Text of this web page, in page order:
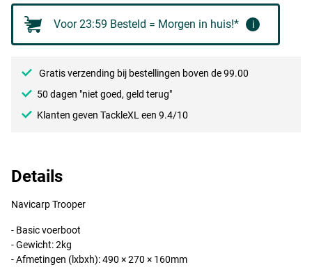
Voor 23:59 Besteld = Morgen in huis!* i
Gratis verzending bij bestellingen boven de 99.00
50 dagen "niet goed, geld terug"
Klanten geven TackleXL een 9.4/10
Details
Navicarp Trooper
- Basic voerboot
- Gewicht: 2kg
- Afmetingen (lxbxh): 490 × 270 × 160mm